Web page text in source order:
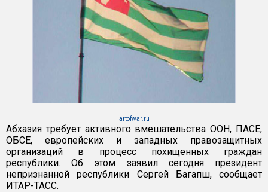
artofwar.ru
Абхазия требует активного вмешательства ООН, ПАСЕ,
ОБСЕ, европейских и западных правозащитных
организаций в процесс похищенных граждан
республики. Об этом заявил сегодня президент
непризнанной республики Сергей Багапш, сообщает
ИТАР-ТАСС.